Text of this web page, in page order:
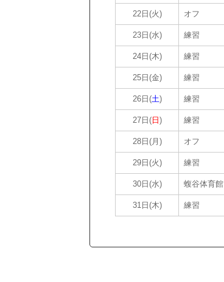
22日(火) オフ
23日(水) 練習
24日(木) 練習
25日(金) 練習
26日(土) 練習
27日(日 ) 練習
28日(月) オフ
29日(火) 練習
30日(水) 蝮谷体育館
31日(木) 練習